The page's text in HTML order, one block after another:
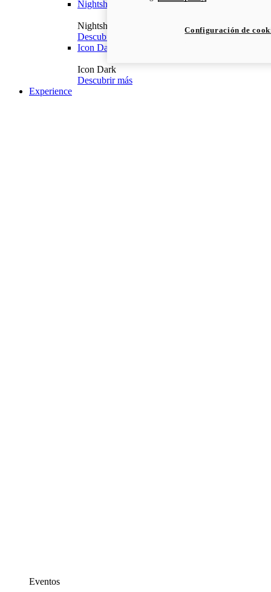
Nightshift
Nightshift
Descubrir más
Icon Dark
Icon Dark
Descubrir más
Experience
Eventos
Configuración de